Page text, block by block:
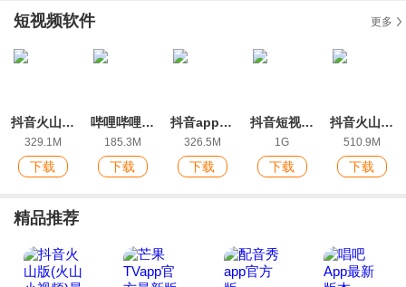
短视频软件 更多
抖音火山版(火山小视频)最新版
329.1M
下载
哔哩哔哩HD版官方版
185.3M
下载
抖音app2026最新版
326.5M
下载
抖音短视频2026最新版
1G
下载
抖音火山版ios版官方版
510.9M
下载
精品推荐